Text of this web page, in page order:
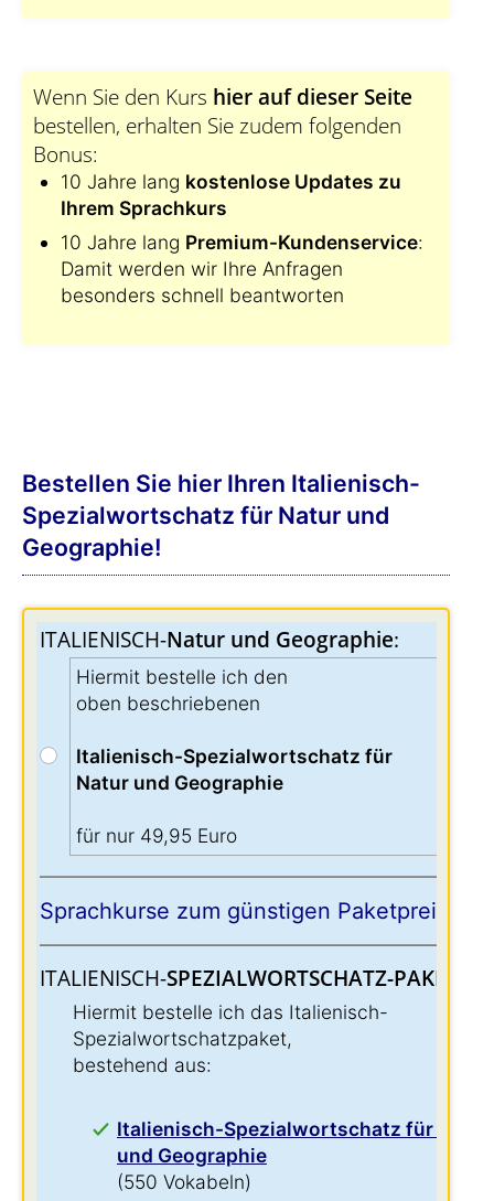
Wenn Sie den Kurs hier auf dieser Seite
bestellen, erhalten Sie zudem folgenden
Bonus:
10 Jahre lang kostenlose Updates zu
Ihrem Sprachkurs
10 Jahre lang Premium-Kundenservice:
Damit werden wir Ihre Anfragen
besonders schnell beantworten
Bestellen Sie hier Ihren Italienisch-
Spezialwortschatz für Natur und
Geographie!
ITALIENISCH-Natur und Geographie:
Hiermit bestelle ich den
oben beschriebenen
Italienisch-Spezialwortschatz für
Natur und Geographie
für nur 49,95 Euro
Sprachkurse zum günstigen Paketpreis:
ITALIENISCH-SPEZIALWORTSCHATZ-PAKET:
Hiermit bestelle ich das Italienisch-
Spezialwortschatzpaket,
bestehend aus:
Italienisch-Spezialwortschatz für Natur
und Geographie
(550 Vokabeln)